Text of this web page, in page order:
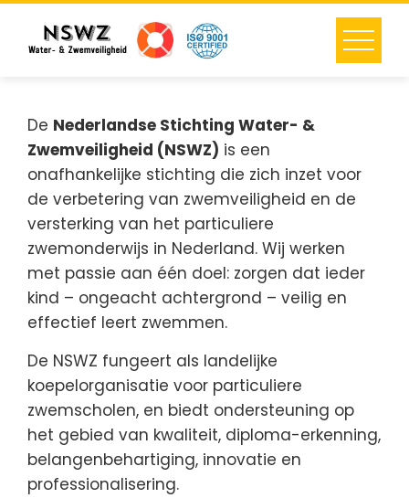
Skip
content
De Nederlandse Stichting Water- &
Zwemveiligheid (NSWZ) is een
onafhankelijke stichting die zich inzet voor
de verbetering van zwemveiligheid en de
versterking van het particuliere
zwemonderwijs in Nederland. Wij werken
met passie aan één doel: zorgen dat ieder
kind – ongeacht achtergrond – veilig en
effectief leert zwemmen.
De NSWZ fungeert als landelijke
koepelorganisatie voor particuliere
zwemscholen, en biedt ondersteuning op
het gebied van kwaliteit, diploma-erkenning,
belangenbehartiging, innovatie en
professionalisering.